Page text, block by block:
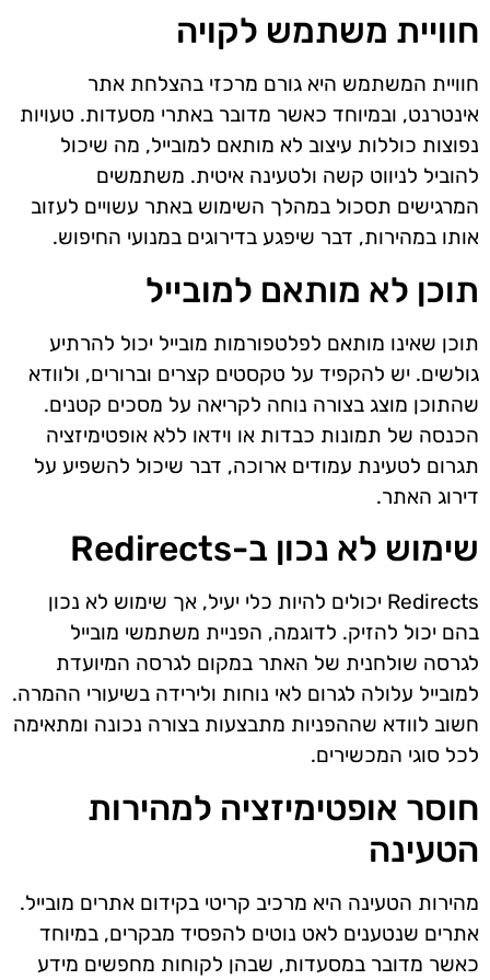
חוויית משתמש לקויה
חוויית המשתמש היא גורם מרכזי בהצלחת אתר
אינטרנט, ובמיוחד כאשר מדובר באתרי מסעדות. טעויות
נפוצות כוללות עיצוב לא מותאם למובייל, מה שיכול
להוביל לניווט קשה ולטעינה איטית. משתמשים
המרגישים תסכול במהלך השימוש באתר עשויים לעזוב
אותו במהירות, דבר שיפגע בדירוגים במנועי החיפוש.
תוכן לא מותאם למובייל
תוכן שאינו מותאם לפלטפורמות מובייל יכול להרתיע
גולשים. יש להקפיד על טקסטים קצרים וברורים, ולוודא
שהתוכן מוצג בצורה נוחה לקריאה על מסכים קטנים.
הכנסה של תמונות כבדות או וידאו ללא אופטימיזציה
תגרום לטעינת עמודים ארוכה, דבר שיכול להשפיע על
דירוג האתר.
שימוש לא נכון ב-Redirects
Redirects יכולים להיות כלי יעיל, אך שימוש לא נכון
בהם יכול להזיק. לדוגמה, הפניית משתמשי מובייל
לגרסה שולחנית של האתר במקום לגרסה המיועדת
למובייל עלולה לגרום לאי נוחות ולירידה בשיעורי ההמרה.
חשוב לוודא שההפניות מתבצעות בצורה נכונה ומתאימה
לכל סוגי המכשירים.
חוסר אופטימיזציה למהירות
הטעינה
מהירות הטעינה היא מרכיב קריטי בקידום אתרים מובייל.
אתרים שנטענים לאט נוטים להפסיד מבקרים, במיוחד
כאשר מדובר במסעדות, שבהן לקוחות מחפשים מידע